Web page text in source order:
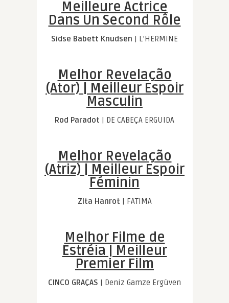
Meilleure Actrice
Dans Un Second Rôle
Sidse Babett Knudsen | L’HERMINE
Melhor Revelação
(Ator) | Meilleur Espoir
Masculin
Rod Paradot | DE CABEÇA ERGUIDA
Melhor Revelação
(Atriz) | Meilleur Espoir
Féminin
Zita Hanrot | FATIMA
Melhor Filme de
Estréia | Meilleur
Premier Film
CINCO GRAÇAS | Deniz Gamze Ergüven